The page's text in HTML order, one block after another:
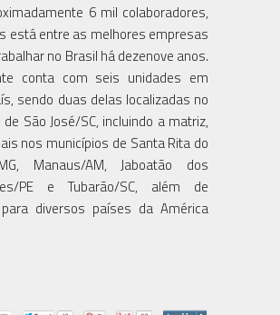
6 mil colaboradores,
está entre as melhores empresas
no Brasil há dezenove anos.
conta com seis unidades em
sendo duas delas localizadas no
São José/SC, incluindo a matriz,
nos municípios de Santa Rita do
Manaus/AM, Jaboatão dos
PE e Tubarão/SC, além de
diversos países da América